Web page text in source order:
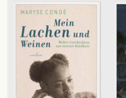
ÜBERSETZERINNEN/
AKTUELLES UND